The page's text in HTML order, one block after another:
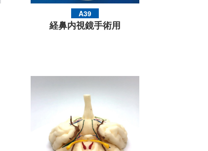
A39
経鼻内視鏡手術用